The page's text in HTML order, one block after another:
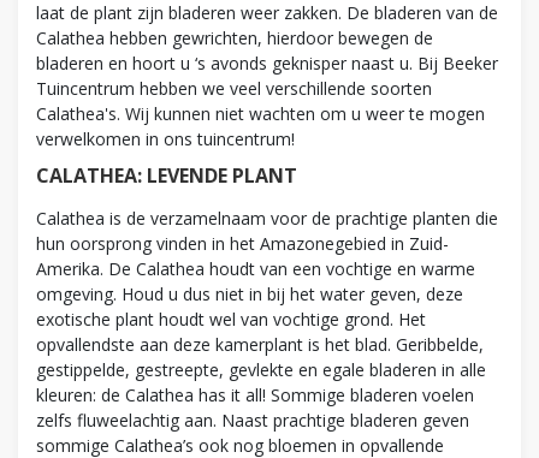
laat de plant zijn bladeren weer zakken. De bladeren van de
Calathea hebben gewrichten, hierdoor bewegen de
bladeren en hoort u ‘s avonds geknisper naast u. Bij Beeker
Tuincentrum hebben we veel verschillende soorten
Calathea's. Wij kunnen niet wachten om u weer te mogen
verwelkomen in ons tuincentrum!
CALATHEA: LEVENDE PLANT
Calathea is de verzamelnaam voor de prachtige planten die
hun oorsprong vinden in het Amazonegebied in Zuid-
Amerika. De Calathea houdt van een vochtige en warme
omgeving. Houd u dus niet in bij het water geven, deze
exotische plant houdt wel van vochtige grond. Het
opvallendste aan deze kamerplant is het blad. Geribbelde,
gestippelde, gestreepte, gevlekte en egale bladeren in alle
kleuren: de Calathea has it all! Sommige bladeren voelen
zelfs fluweelachtig aan. Naast prachtige bladeren geven
sommige Calathea’s ook nog bloemen in opvallende